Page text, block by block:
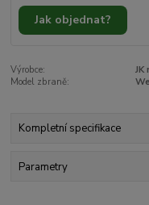
Jak objednat?
Výrobce:
JK
Model zbraně:
Kompletní specifikace
Parametry